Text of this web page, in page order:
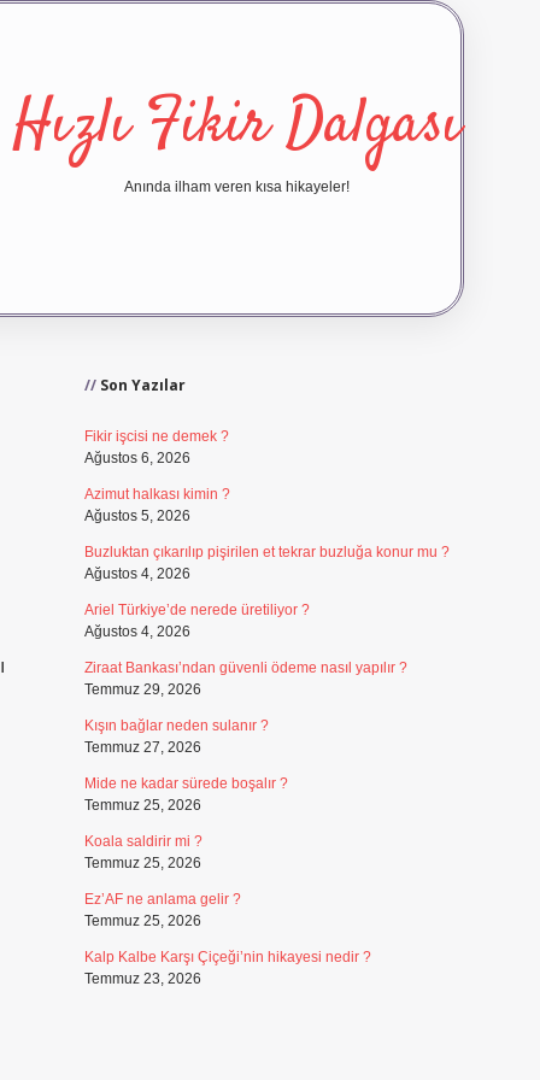
Hızlı Fikir Dalgası
Anında ilham veren kısa hikayeler!
Son Yazılar
Fikir işcisi ne demek ?
Ağustos 6, 2026
Azimut halkası kimin ?
Ağustos 5, 2026
Buzluktan çıkarılıp pişirilen et tekrar buzluğa konur mu ?
Ağustos 4, 2026
Ariel Türkiye’de nerede üretiliyor ?
Ağustos 4, 2026
Ziraat Bankası’ndan güvenli ödeme nasıl yapılır ?
Temmuz 29, 2026
Kışın bağlar neden sulanır ?
Temmuz 27, 2026
Mide ne kadar sürede boşalır ?
Temmuz 25, 2026
Koala saldirir mi ?
Temmuz 25, 2026
Ez’AF ne anlama gelir ?
Temmuz 25, 2026
Kalp Kalbe Karşı Çiçeği’nin hikayesi nedir ?
Temmuz 23, 2026